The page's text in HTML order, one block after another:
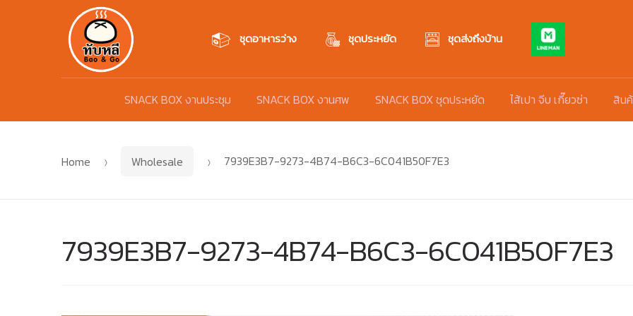
Skip
to
navigation
Skip
to
content
ชุดอาหารว่าง ชุดประหยัด ชุดส่งถึงบ้าน
SNACK BOX งานประชุม SNACK BOX งานศพ SNACK BOX ชุดประหยัด ไส้เปา จีบ เกี๊ยวซ่า สิน
Home Wholesale 7939E3B7-9273-4B74-B6C3-6C041B50F7E3
7939E3B7-9273-4B74-B6C3-6C041B50F7E3